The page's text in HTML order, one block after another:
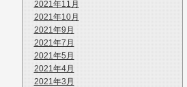
2021年11月
2021年10月
2021年9月
2021年7月
2021年5月
2021年4月
2021年3月